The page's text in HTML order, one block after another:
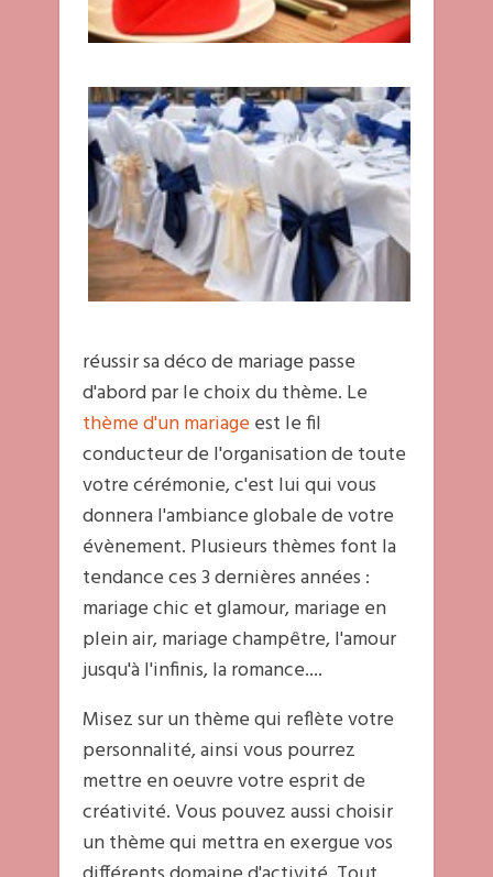
réussir sa déco de mariage passe
d'abord par le choix du thème. Le
thème d'un mariageest le fil
conducteur de l'organisation de toute
votre cérémonie, c'est lui qui vous
donnera l'ambiance globale de votre
évènement. Plusieurs thèmes font la
tendance ces 3 dernières années :
mariage chic et glamour, mariage en
plein air, mariage champêtre, l'amour
jusqu'à l'infinis, la romance....
Misez sur un thème qui reflète votre
personnalité, ainsi vous pourrez
mettre en oeuvre votre esprit de
créativité. Vous pouvez aussi choisir
un thème qui mettra en exergue vos